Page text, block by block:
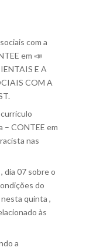
com a
em 📣
E A
COM A
– CONTEE em
nas
dia 07 sobre o
do
nesta quinta ,
às
a